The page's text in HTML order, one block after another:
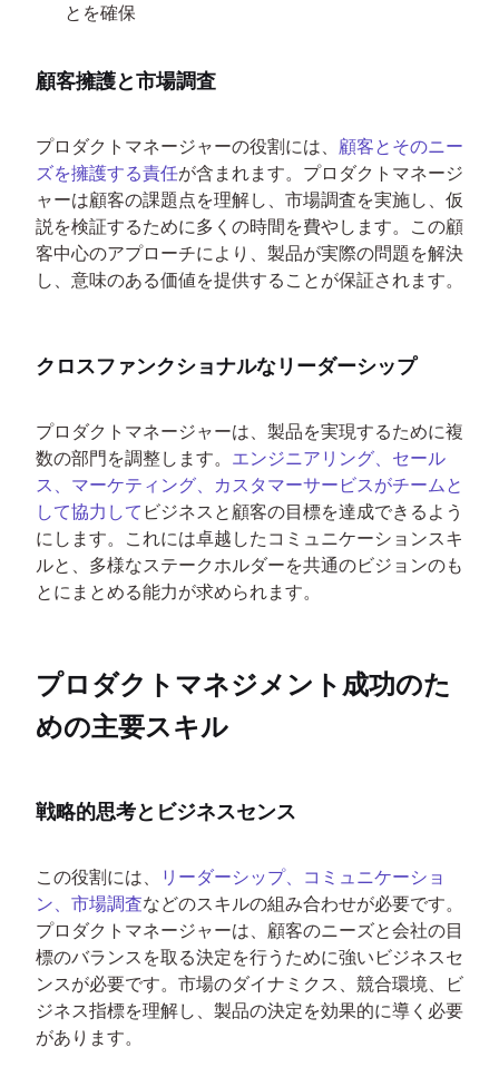
とを確保
顧客擁護と市場調査
プロダクトマネージャーの役割には、 顧客とそのニー
ズを擁護する責任が含まれます。プロダクトマネージ
ャーは顧客の課題点を理解し、市場調査を実施し、仮
説を検証するために多くの時間を費やします。この顧
客中心のアプローチにより、製品が実際の問題を解決
し、意味のある価値を提供することが保証されます。
クロスファンクショナルなリーダーシップ
プロダクトマネージャーは、製品を実現するために複
数の部門を調整します。 エンジニアリング、セール
ス、マーケティング、カスタマーサービスがチームと
して協力して ビジネスと顧客の目標を達成できるよう
にします。これには卓越したコミュニケーションスキ
ルと、多様なステークホルダーを共通のビジョンのも
とにまとめる能力が求められます。
プロダクトマネジメント成功のた
めの主要スキル
戦略的思考とビジネスセンス
この役割には、
リーダーシップ、コミュニケーショ
ン、市場調査などのスキルの組み合わせが必要です。
プロダクトマネージャーは、顧客のニーズと会社の目
標のバランスを取る決定を行うために強いビジネスセ
ンスが必要です。市場のダイナミクス、競合環境、ビ
ジネス指標を理解し、製品の決定を効果的に導く必要
があります。